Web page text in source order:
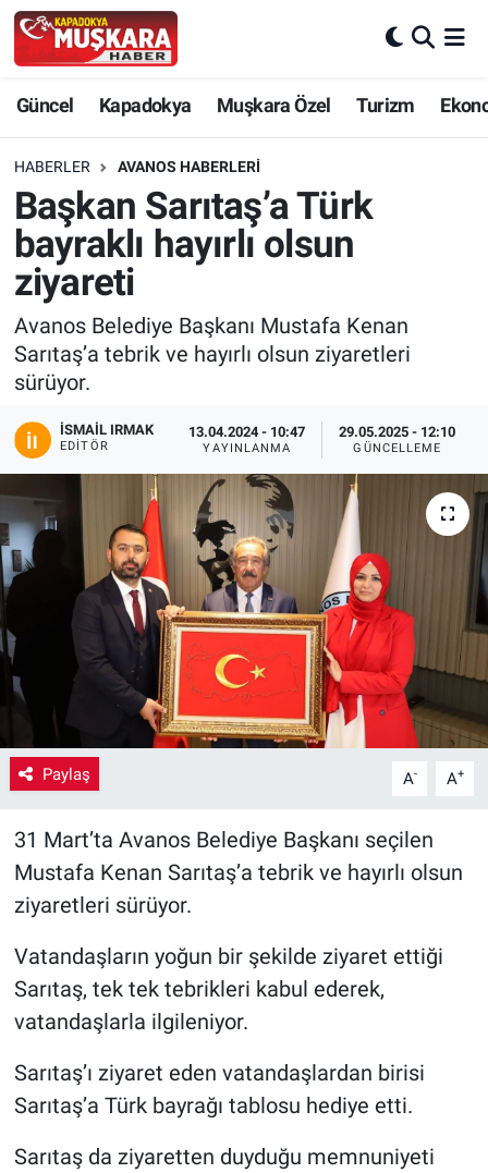
Güncel Kapadokya Muşkara Özel Turizm
HABERLER AVANOS HABERLERI
Başkan Sarıtaş’a Türk
bayraklı hayırlı olsun
ziyareti
Avanos Belediye Başkanı Mustafa Kenan
Sarıtaş’a tebrik ve hayırlı olsun ziyaretleri
sürüyor.
İSMAIL IRMAK
EDITÖR
13.04.2024 - 10:47
YAYINLANMA
29.05.2025 - 12:10
GÜNCELLEME
Paylaş A- A+
31 Mart’ta Avanos Belediye Başkanı seçilen
Mustafa Kenan Sarıtaş’a tebrik ve hayırlı olsun
ziyaretleri sürüyor.
Vatandaşların yoğun bir şekilde ziyaret ettiği
Sarıtaş, tek tek tebrikleri kabul ederek,
vatandaşlarla ilgileniyor.
Sarıtaş’ı ziyaret eden vatandaşlardan birisi
Sarıtaş’a Türk bayrağı tablosu hediye etti.
Sarıtaş da ziyaretten duyduğu memnuniyeti
Güncel
SEÇİM
Muşkara Özel
Kapadokya
Turizm
Kültür - Sanat
Yaşam
VEFATLAR
Nevşehir Hava Durumu
Nevşehir Trafik Yoğunluk Haritası
Süper Lig Puan Durumu ve Fikstür
Son Dakika Haberleri
Haber Arşivi